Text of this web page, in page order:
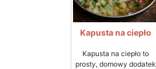
Kapusta na ciepło
Kapusta na ciepło to
prosty, domowy dodatek